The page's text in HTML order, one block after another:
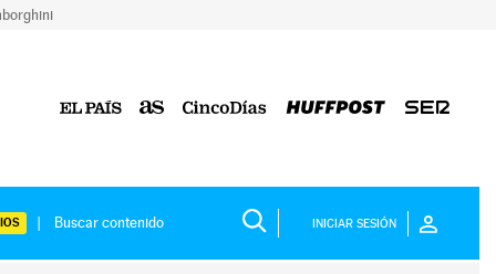
INICIAR SESIÓN